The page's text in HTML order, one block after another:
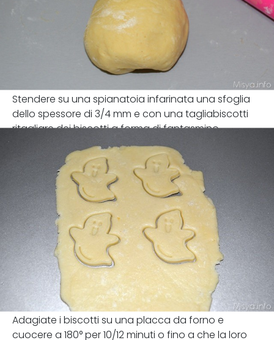
Stendere su una spianatoia infarinata una sfoglia
dello spessore di 3/4 mm e con una tagliabiscotti
ritagliare dei biscotti a forma di fantasmino.
Adagiate i biscotti su una placca da forno e
cuocere a 180° per 10/12 minuti o fino a che la loro